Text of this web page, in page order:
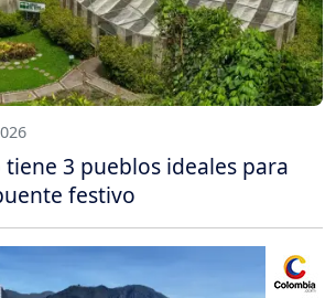
tiene 3 pueblos ideales para
festivo